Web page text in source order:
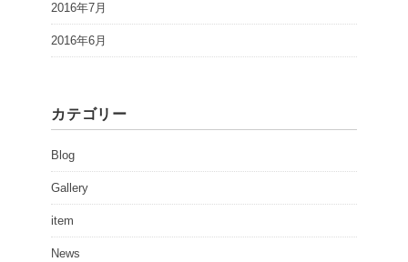
2016年7月
2016年6月
カテゴリー
Blog
Gallery
item
News